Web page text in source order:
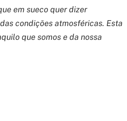
em sueco quer dizer
condições atmosféricas. Esta
que somos e da nossa